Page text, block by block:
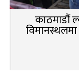
काठमाडौं